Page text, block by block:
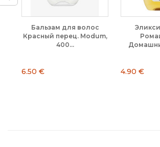
Бальзам для волос
Красный перец. Modum,
400...
6.50 € 4.90 €